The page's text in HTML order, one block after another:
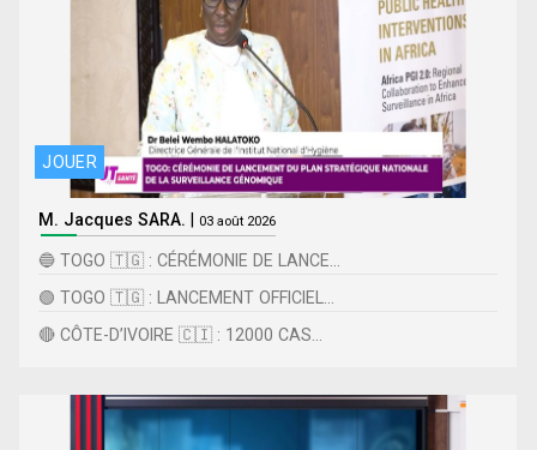
JOUER
M. Jacques SARA. | 03 août 2026
🔵 TOGO 🇹🇬 : CÉRÉMONIE DE LANCE...
🟢 TOGO 🇹🇬 : LANCEMENT OFFICIEL...
🔴 CÔTE-D’IVOIRE 🇨🇮 : 12000 CAS...